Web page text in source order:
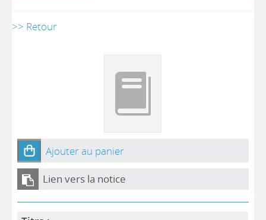
>> Retour
Ajouter au panier
Lien vers la notice